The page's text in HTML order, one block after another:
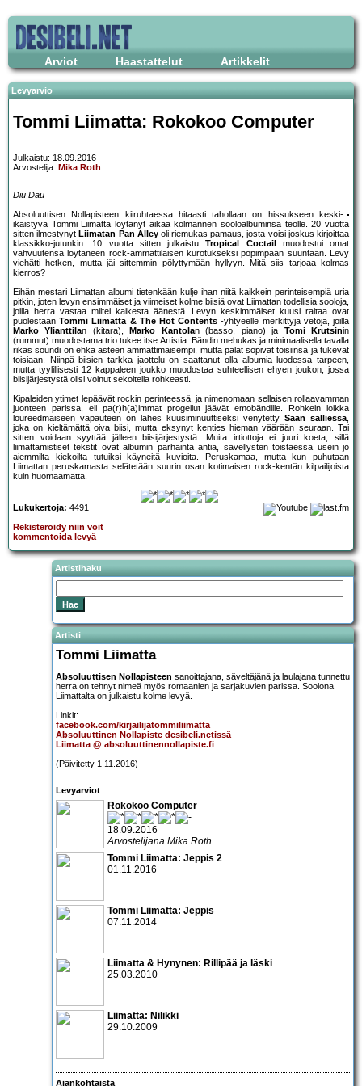
Arviot Haastattelut Artikkelit
Levyarvio
Tommi Liimatta: Rokokoo Computer
Julkaistu: 18.09.2016
Arvostelija: Mika Roth
Diu Dau
Absoluuttisen Nollapisteen kiiruhtaessa hitaasti tahollaan on hissukseen keski-
ikäistyvä Tommi Liimatta löytänyt aikaa kolmannen sooloalbuminsa teolle. 20 vuotta
sitten ilmestynyt Liimatan Pan Alleyoli riemukas pamaus, josta voisi joskus kirjoittaa
klassikko-jutunkin. 10 vuotta sitten julkaistuTropical Coctail
muodostui omat
vahvuutensa löytäneen rock-ammattilaisen kurotukseksi popimpaan suuntaan. Levy
viehätti hetken, mutta jäi sittemmin pölyttymään hyllyyn. Mitä siis tarjoaa kolmas
kierros?
Eihän mestari Liimattan albumi tietenkään kulje ihan niitä kaikkein perinteisempiä uria
pitkin, joten levyn ensimmäiset ja viimeiset kolme biisiä ovat Liimattan todellisia sooloja,
joilla herra vastaa miltei kaikesta äänestä. Levyn keskimmäiset kuusi raitaa ovat
puolestaanTommi Liimatta & The Hot Contents -yhtyeelle merkittyjä vetoja, joilla
Marko Ylianttilan (kitara), Marko Kantolan (basso, piano) ja Tomi Krutsinin
(rummut) muodostama trio tukee itse Artistia. Bändin mehukas ja minimaalisella tavalla
rikas soundi on ehkä asteen ammattimaisempi, mutta palat sopivat toisiinsa ja tukevat
toisiaan. Niinpä biisien tarkka jaottelu on saattanut olla albumia luodessa tarpeen,
mutta tyylillisesti 12 kappaleen joukko muodostaa suhteellisen ehyen joukon, jossa
biisijärjestystä olisi voinut sekoitella rohkeasti.
Kipaleiden ytimet lepäävät rockin perinteessä, ja nimenomaan sellaisen rollaavamman
juonteen parissa, eli pa(r)h(a)immat progeilut jäävät emobändille. Rohkein loikka
loureedmaiseen vapauteen on lähes kuusiminuuttiseksi venytetty Sään salliessa,
joka on kieltämättä oiva biisi, mutta eksynyt kenties hieman väärään seuraan. Tai
sitten voidaan syyttää jälleen biisijärjestystä. Muita irtiottoja ei juuri koeta, sillä
liimattamistiset tekstit ovat albumin parhainta antia, sävellysten toistaessa usein jo
aiemmilta kiekoilta tutuiksi käyneitä kuvioita. Peruskamaa, mutta kun puhutaan
Liimattan peruskamasta selätetään suurin osan kotimaisen rock-kentän kilpailijoista
kuin huomaamatta.
Lukukertoja: 4491
Rekisteröidy niin voit
kommentoida levyä
Artistihaku
Artisti
Tommi Liimatta
Absoluuttisen Nollapisteen sanoittajana, säveltäjänä ja laulajana tunnettu
herra on tehnyt nimeä myös romaanien ja sarjakuvien parissa. Soolona
Liimattalta on julkaistu kolme levyä.
Linkit:
facebook.com/kirjailijatommiliimatta
Absoluuttinen Nollapiste desibeli.netissä
Liimatta @ absoluuttinennollapiste.fi
(Päivitetty 1.11.2016)
Levyarviot
Rokokoo Computer
18.09.2016
Arvostelijana Mika Roth
Tommi Liimatta: Jeppis 2
01.11.2016
Tommi Liimatta: Jeppis
07.11.2014
Liimatta & Hynynen: Rillipää ja läski
25.03.2010
Liimatta: Nilikki
29.10.2009
Ajankohtaista